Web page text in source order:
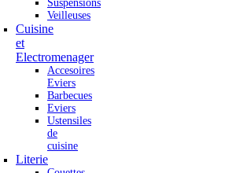
Suspensions
Veilleuses
Cuisine
et
Electromenager
Accesoires
Eviers
Barbecues
Eviers
Ustensiles
de
cuisine
Literie